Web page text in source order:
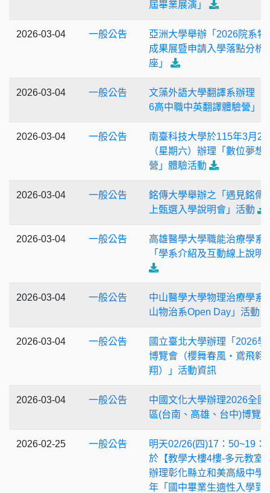
屆畢業展演」
2026-03-04 一般公告
亞洲大學舉辦「2026院系特
成果展暨申請入學落點分析
座」
2026-03-04 一般公告
文藻外語大學翻譯系辦理「
6高中職中英翻譯體驗營」
2026-03-04 一般公告
南臺科技大學於115年3月28
（星期六）辦理「數位夢想
營」體驗活動
2026-03-04 一般公告
銘傳大學舉辦之「遇見銘
上甄選入學說明會」活動
2026-03-04 一般公告
高雄醫學大學職能治療學系
「學系介紹及互動線上說明
2026-03-04 一般公告
中山醫學大學物理治療學系
山物治系Open Day」活動
2026-03-04 一般公告
國立臺北大學辦理「2026學
博覽會（櫻舞春風・鳶飛翱
翔）」活動資訊
2026-03-04 一般公告
中國文化大學辦理2026全國
區(台南、高雄、台中)博覽會
2026-02-25 一般公告
明天02/26(四)17：50~19：
於【教學大樓4樓-多元教室
辦理彰化縣立和美高級中學
年「國中畢業生適性入學到